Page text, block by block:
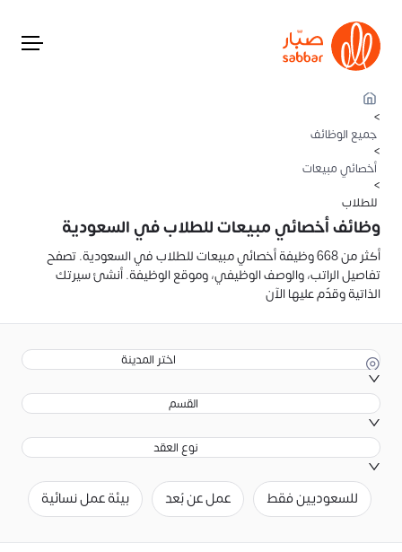
>
جميع الوظائف
>
أخصائي مبيعات
>
للطلاب
وظائف أخصائي مبيعات للطلاب في السعودية
أكثر من 668 وظيفة أخصائي مبيعات للطلاب في السعودية. تصفح
تفاصيل الراتب، والوصف الوظيفي، وموقع الوظيفة. أنشئ سيرتك
الذاتية وقدّم عليها الآن
اختر المدينة
القسم
نوع العقد
للسعوديين فقط عمل عن بُعد بيئة عمل نسائية